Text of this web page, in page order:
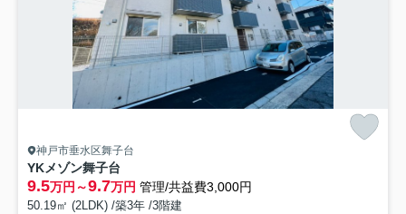
神戸市垂水区舞子台
YKメゾン舞子台
9.5万円～9.7万円 管理/共益費3,000円
50.19㎡ (2LDK) /築3年 /3階建